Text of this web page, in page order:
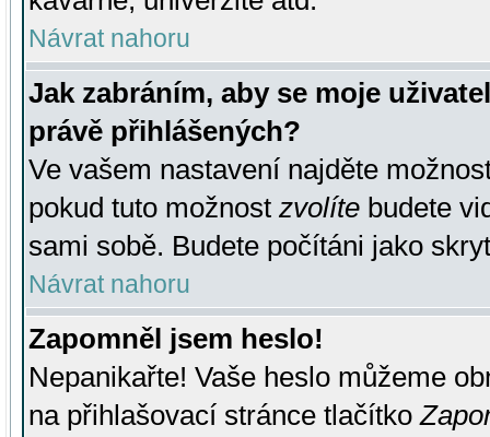
Návrat nahoru
Jak zabráním, aby se moje
právě přihlášených?
Ve vašem nastavení najděte
pokud tuto možnost zvolíte budete
sami sobě. Budete počítáni jako
Návrat nahoru
Zapomněl jsem heslo!
Nepanikařte! Vaše heslo můžeme
na přihlašovací stránce tlačítko